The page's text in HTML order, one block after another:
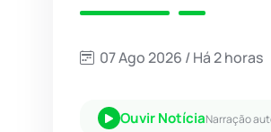
07 Ago 2026 / Há 2 horas
Ouvir NotíciaNarração